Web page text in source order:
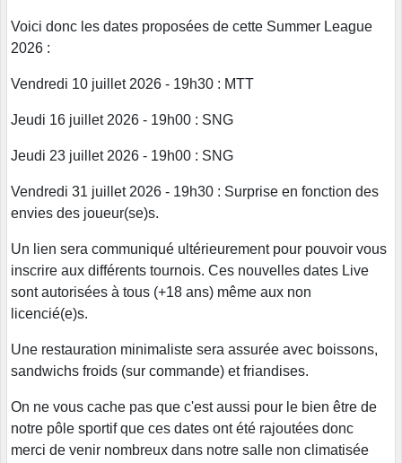
Voici donc les dates proposées de cette Summer League
2026 :
Vendredi 10 juillet 2026 - 19h30 : MTT
Jeudi 16 juillet 2026 - 19h00 : SNG
Jeudi 23 juillet 2026 - 19h00 : SNG
Vendredi 31 juillet 2026 - 19h30 : Surprise en fonction des
envies des joueur(se)s.
Un lien sera communiqué ultérieurement pour pouvoir vous
inscrire aux différents tournois. Ces nouvelles dates Live
sont autorisées à tous (+18 ans) même aux non
licencié(e)s.
Une restauration minimaliste sera assurée avec boissons,
sandwichs froids (sur commande) et friandises.
On ne vous cache pas que c'est aussi pour le bien être de
notre pôle sportif que ces dates ont été rajoutées donc
merci de venir nombreux dans notre salle non climatisée